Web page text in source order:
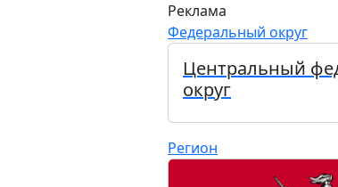
Реклама
Федеральный округ
Центральный
округ
Регион